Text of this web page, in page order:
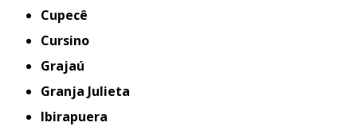
Cupecê
Cursino
Grajaú
Granja Julieta
Ibirapuera